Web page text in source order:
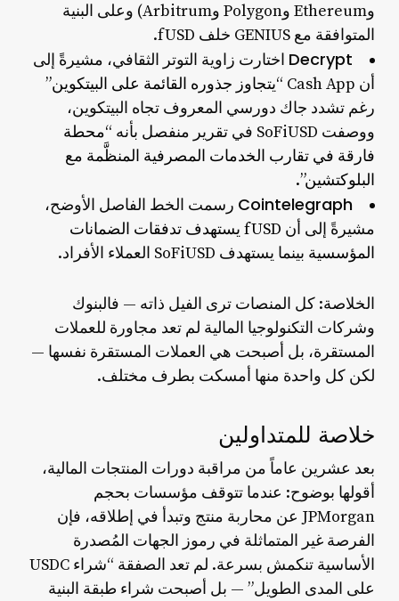
وEthereum وPolygon وArbitrum) وعلى البنية
المتوافقة مع GENIUS خلف fUSD.
Decrypt اختارت زاوية التوتر الثقافي، مشيرةً إلى
أن Cash App
“يتجاوز جذوره القائمة على البيتكوين”
رغم تشدد جاك دورسي المعروف تجاه البيتكوين،
ووصفت SoFiUSD في تقرير منفصل بأنه
“محطة
فارقة في تقارب الخدمات المصرفية المنظَّمة مع
البلوكتشين”.
Cointelegraph رسمت الخط الفاصل الأوضح،
مشيرةً إلى أن
fUSD يستهدف تدفقات الضمانات
المؤسسية بينما يستهدف SoFiUSD العملاء الأفراد.
الخلاصة: كل المنصات ترى الفيل ذاته — فالبنوك
وشركات التكنولوجيا المالية لم تعد مجاورة للعملات
المستقرة، بل أصبحت هي العملات المستقرة نفسها —
لكن كل واحدة منها أمسكت بطرف مختلف.
خلاصة للمتداولين
بعد عشرين عاماً من مراقبة دورات المنتجات المالية،
أقولها بوضوح: عندما تتوقف مؤسسات بحجم
JPMorgan عن محاربة منتج وتبدأ في إطلاقه، فإن
الفرصة غير المتماثلة في رموز الجهات المُصدرة
الأساسية تنكمش بسرعة. لم تعد الصفقة “شراء USDC
على المدى الطويل” — بل أصبحت شراء طبقة البنية